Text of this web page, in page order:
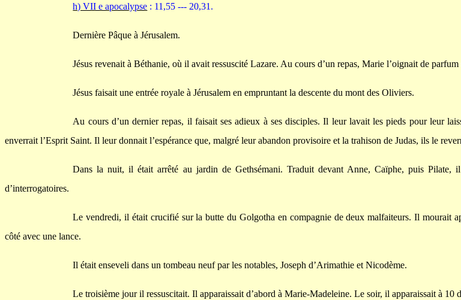
h) VII e apocalypse : 11,55 --- 20,31.
Dernière Pâque à Jérusalem.
Jésus revenait à Béthanie, où il avait ressuscité Lazare. Au cours d’un repas, Marie l’oignait de
Jésus faisait une entrée royale à Jérusalem en empruntant la descente du mont des Oliviers.
Au cours d’un dernier repas, il faisait ses adieux à ses disciples. Il leur lavait les pieds pour leur
enverrait l’Esprit Saint. Il leur donnait l’espérance que, malgré leur abandon provisoire et la trahison de Judas, ils le
Dans la nuit, il était arrêté au jardin de Gethsémani. Traduit devant Anne, Caïphe, puis Pilate,
d’interrogatoires.
Le vendredi, il était crucifié sur la butte du Golgotha en compagnie de deux malfaiteurs. Il mourait
côté avec une lance.
Il était enseveli dans un tombeau neuf par les notables, Joseph d’Arimathie et Nicodème.
Le troisième jour il ressuscitait. Il apparaissait d’abord à Marie-Madeleine. Le soir, il apparaissait à 10